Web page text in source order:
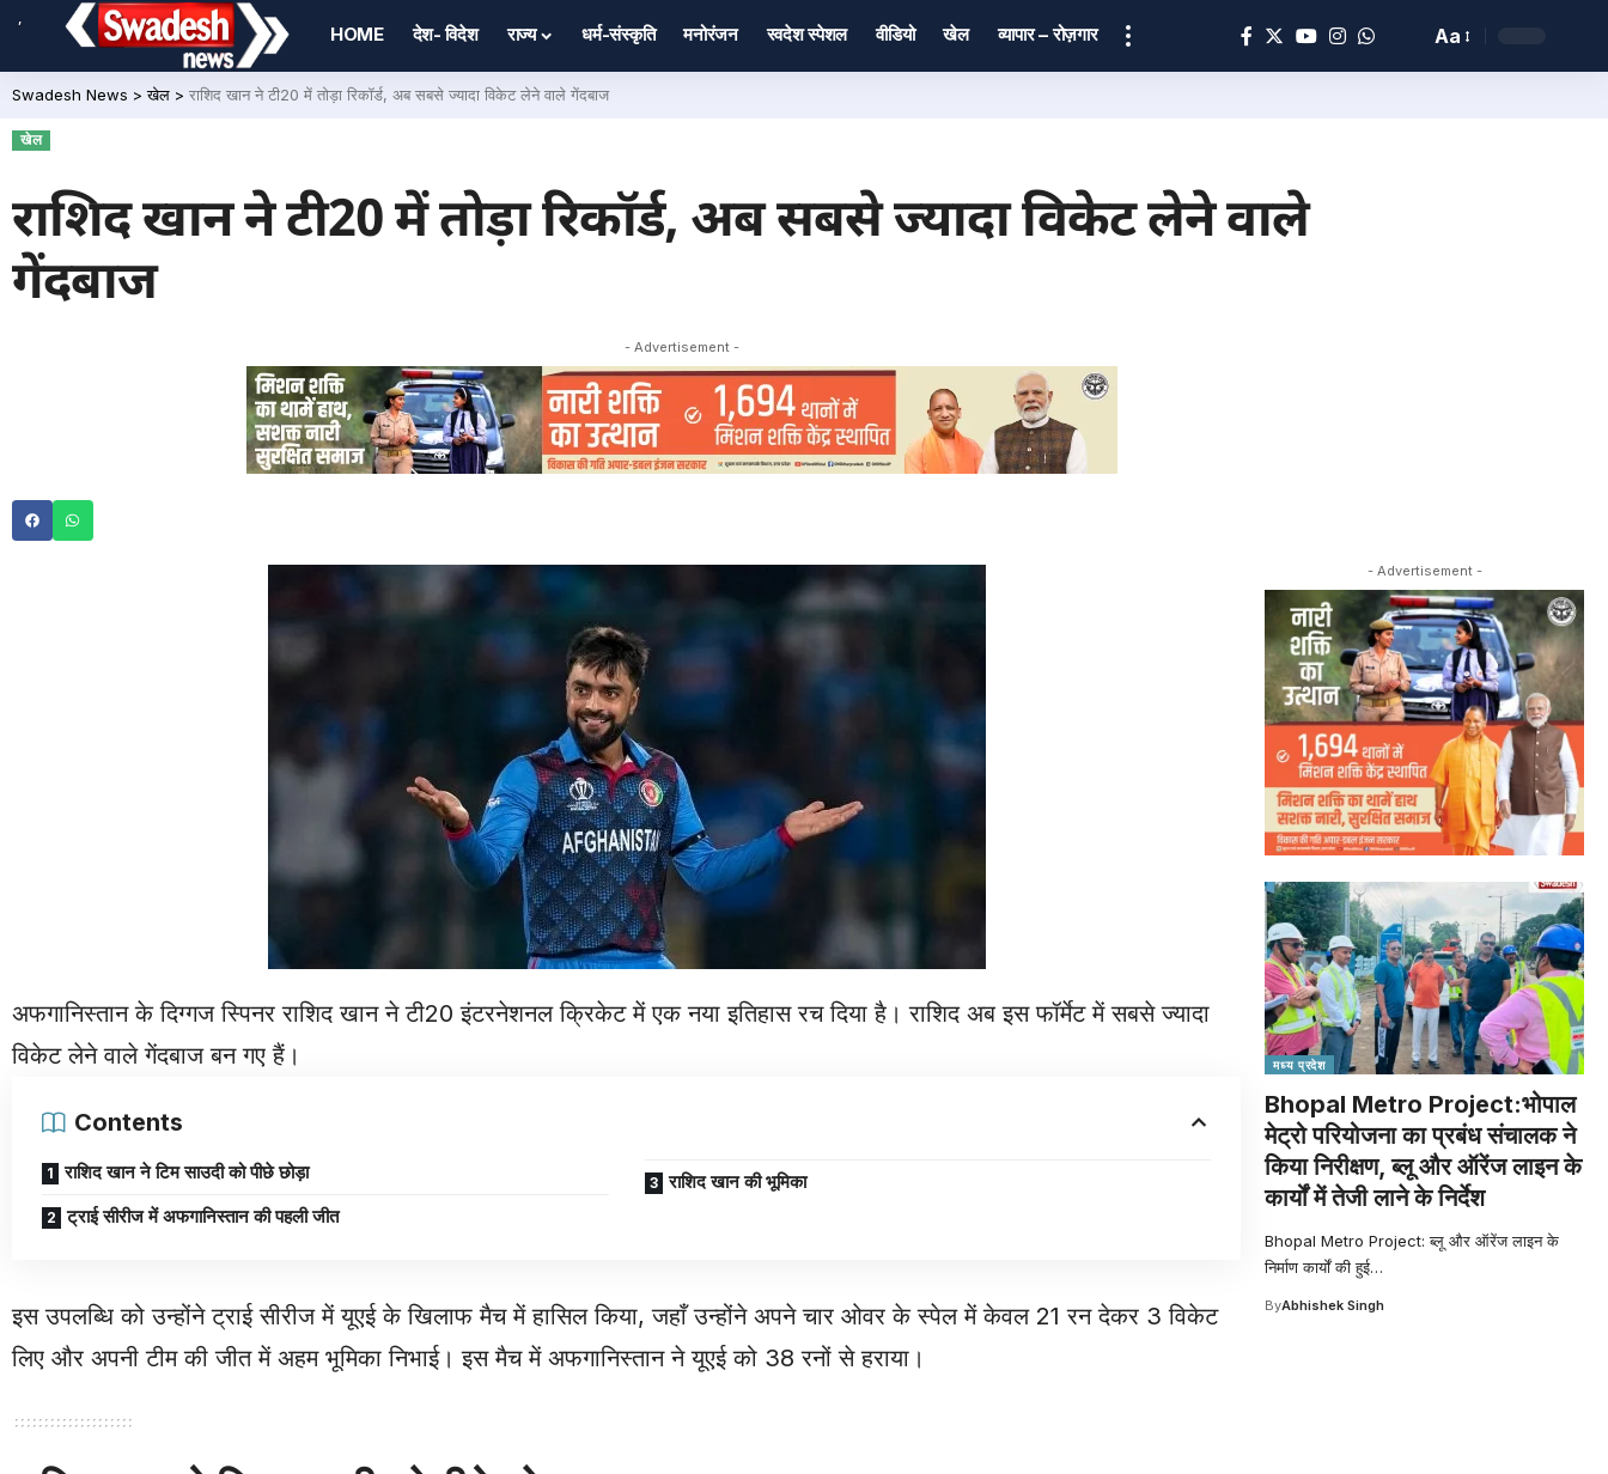
,
HOME देश- विदेश राज्य धर्म-संस्कृति मनोरंजन स्वदेश स्पेशल वीडियो खेल व्यापार – रोज़गार Aa
Swadesh News >खेल > राशिद खान ने टी20 में तोड़ा रिकॉर्ड, अब सबसे ज्यादा विकेट लेने वाले गेंदबाज
खेल
राशिद खान ने टी20 में तोड़ा रिकॉर्ड, अब सबसे ज्यादा विकेट लेने वाले
गेंदबाज
- Advertisement -
अफगानिस्तान के दिग्गज स्पिनर राशिद खान ने टी20 इंटरनेशनल क्रिकेट में एक नया इतिहास रच दिया है। राशिद अब इस फॉर्मेट में सबसे ज्यादा
विकेट लेने वाले गेंदबाज बन गए हैं।
Contents
राशिद खान ने टिम साउदी को पीछे छोड़ा
ट्राई सीरीज में अफगानिस्तान की पहली जीत
राशिद खान की भूमिका
इस उपलब्धि को उन्होंने ट्राई सीरीज में यूएई के खिलाफ मैच में हासिल किया, जहाँ उन्होंने अपने चार ओवर के स्पेल में केवल 21 रन देकर 3 विकेट
लिए और अपनी टीम की जीत में अहम भूमिका निभाई। इस मैच में अफगानिस्तान ने यूएई को 38 रनों से हराया।
- Advertisement -
मध्य प्रदेश
Bhopal Metro Project:भोपाल
मेट्रो परियोजना का प्रबंध संचालक ने
किया निरीक्षण, ब्लू और ऑरेंज लाइन के
कार्यों में तेजी लाने के निर्देश
Bhopal Metro Project: ब्लू और ऑरेंज लाइन के
निर्माण कार्यों की हुई…
ByAbhishek Singh